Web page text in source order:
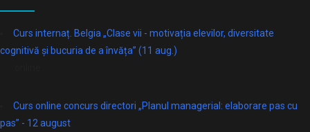
Curs internaț. Belgia „Clase vii - motivația elevilor, diversitate
cognitivă și bucuria de a învăța” (11 aug.)
Curs online concurs directori „Planul managerial: elaborare pas cu
pas” - 12 august